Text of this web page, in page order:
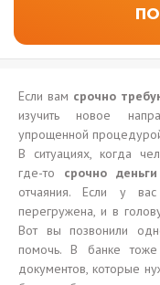
Если вам срочно
изучить новое
упрощенной
В ситуациях, когда
где-то срочно
отчаяния. Если у
перегружена, и в
Вот вы позвонили
помочь. В банке
документов, которые